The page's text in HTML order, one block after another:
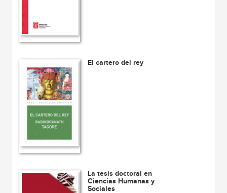
El cartero del rey
La tesis doctoral en
Ciencias Humanas y
Sociales